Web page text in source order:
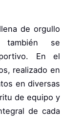
de orgullo
también se
En el
realizado en
en diversas
de equipo y
de cada